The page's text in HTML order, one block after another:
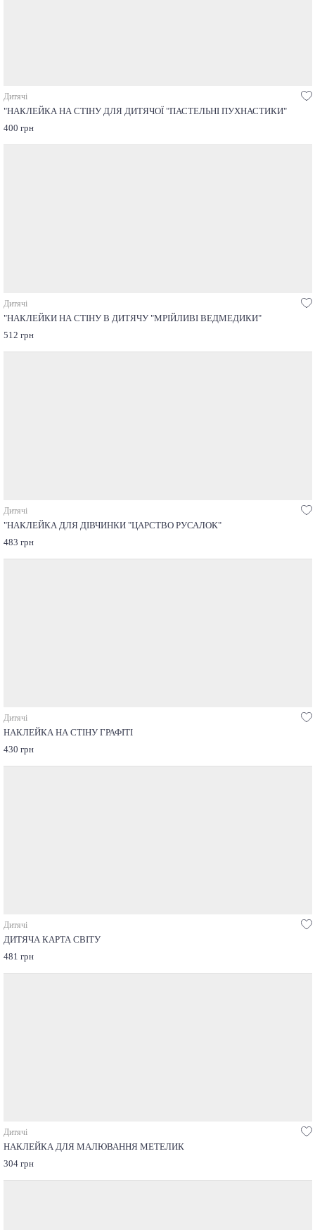
Дитячі
"НАКЛЕЙКА НА СТІНУ ДЛЯ ДИТЯЧОЇ "ПАСТЕЛЬНІ ПУХНАСТИКИ"
400 грн
Дитячі
"НАКЛЕЙКИ НА СТІНУ В ДИТЯЧУ "МРІЙЛИВІ ВЕДМЕДИКИ"
512 грн
Дитячі
"НАКЛЕЙКА ДЛЯ ДІВЧИНКИ "ЦАРСТВО РУСАЛОК"
483 грн
Дитячі
НАКЛЕЙКА НА СТІНУ ГРАФІТІ
430 грн
Дитячі
ДИТЯЧА КАРТА СВІТУ
481 грн
Дитячі
НАКЛЕЙКА ДЛЯ МАЛЮВАННЯ МЕТЕЛИК
304 грн